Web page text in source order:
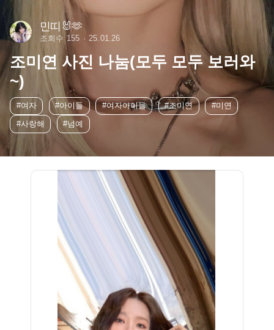
민띠🐰🫶
조회수 155 25.01.26
조미연 사진 나눔(모두 모두 보러와
~)
#여자 #아이들 #여자아이들 #조미연
#미연
#사랑해
#넘예